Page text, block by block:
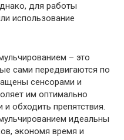
для работы
использование
– это
сами передвигаются по
сенсорами и
им оптимально
и обходить препятствия.
идеальны
экономя время и